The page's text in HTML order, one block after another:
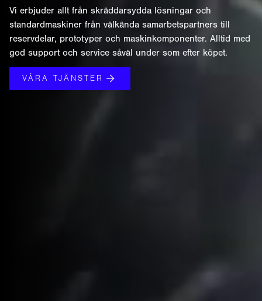
Vi erbjuder allt från skräddarsydda lösningar och
standardmaskiner från välkända samarbetspartners till
reservdelar, prototyper och maskinkomponenter. Alltid med
god support och service såväl under som efter köpet.
VÅRA TJÄNSTER